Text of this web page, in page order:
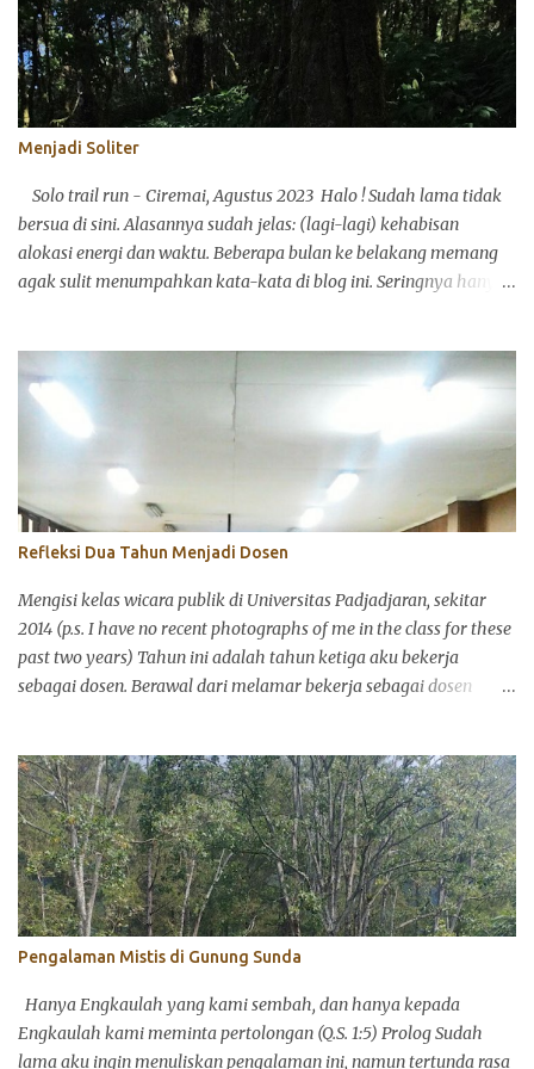
e
n
t
Menjadi Soliter
Solo trail run - Ciremai, Agustus 2023 Halo ! Sudah lama tidak
bersua di sini. Alasannya sudah jelas: (lagi-lagi) kehabisan
alokasi energi dan waktu. Beberapa bulan ke belakang memang
agak sulit menumpahkan kata-kata di blog ini. Seringnya hanya
(sekarang X). Itu pun aku juga agak kepayahan. Ya, begitulah
menuju berusia. Alokasi energi dan waktu memang harus pandai
disalurkan. Mumpung sekarang akhir pekan dan mengawali
September Ceria (semoga, ya), aku ingin merampungkan satu
tulisan pribadi yang menurutku cukup penting: tentang merasa.
Dari dulu aku penasaran dengan belajar bagaimana manusia
menyelaraskan pikiran, perasaan, dan perkataan. Ada yang
ketiganya sinkron satu sama lain, ada yang tidak. Banyak teori
tentang ini dan menariknya teori tentang perilaku manusia dan
psikologi mencintai tidak selalu menjawab bagaimana seseorang
dikondisikan dalam...
Refleksi Dua Tahun Menjadi Dosen
Mengisi kelas wicara publik di Universitas Padjadjaran, sekitar
2014 (p.s. I have no recent photographs of me in the class for these
past two years) Tahun ini adalah tahun ketiga aku bekerja
sebagai dosen. Berawal dari melamar bekerja sebagai dosen
sungkan menggunakan kata dosen karena secara definitif
terminologi dosen ini di mataku memiliki konstruksi sosial yang
hirarkis. Beberapa ahli bahasa beranggapan bahwa kata "dosen"
diserap dari bahasa Belanda, docent , yang artinya adalah staf
pengajar, sama seperti guru di setiap tingkatan pendidikan. Itulah
mengapa "dosen" dan "guru" secara bersamaan digabung ke
dalam Undang-undang No.4/2005. Namun untuk mengefektifkan
penggunaan kata, marilah kita sepakati dalam tulisan ini untuk
menggunakan kata "dosen" sebagai profesi, bukan posisi hirarkis
di kelas. Dibandingkan teman sejawat yang...
Pengalaman Mistis di Gunung Sunda
Hanya Engkaulah yang kami sembah, dan hanya kepada
Engkaulah kami meminta pertolongan (Q.S. 1:5) Prolog Sudah
lama aku ingin menuliskan pengalaman ini, namun tertunda rasa